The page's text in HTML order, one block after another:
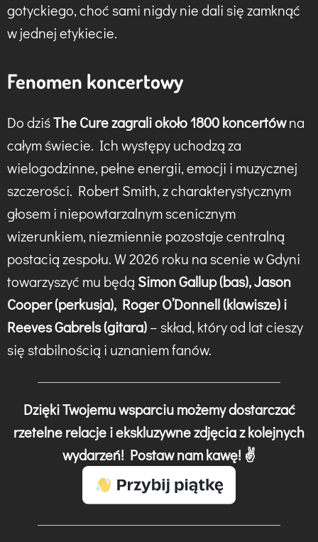
gotyckiego, choć sami nigdy nie dali się zamknąć
w jednej etykiecie.
Fenomen koncertowy
Do dziśThe Cure zagrali około 1800 koncertówna
całym świecie. Ich występy uchodzą za
wielogodzinne, pełne energii, emocji i muzycznej
szczerości. Robert Smith, z charakterystycznym
głosem i niepowtarzalnym scenicznym
wizerunkiem, niezmiennie pozostaje centralną
postacią zespołu. W 2026 roku na scenie w Gdyni
towarzyszyć mu będą Simon Gallup (bas), Jason
Cooper (perkusja), Roger O’Donnell (klawisze) i
Reeves Gabrels (gitara)– skład, który od lat cieszy
się stabilnością i uznaniem fanów.
Dzięki Twojemu wsparciu możemy dostarczać
rzetelne relacje i ekskluzywne zdjęcia z kolejnych
wydarzeń! Postaw nam kawę! ✌️